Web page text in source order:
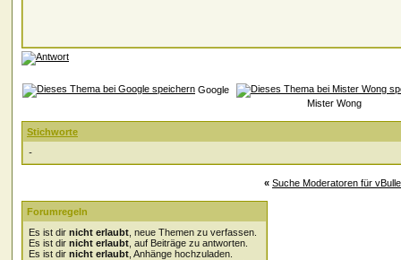
Google
Mister Wong
Stichworte
-
« Suche Moderatoren für
Forumregeln
Es ist dir nicht erlaubt , neue Themen zu verfassen.
Es ist dir nicht erlaubt , auf Beiträge zu antworten.
Es ist dir nicht erlaubt , Anhänge hochzuladen.